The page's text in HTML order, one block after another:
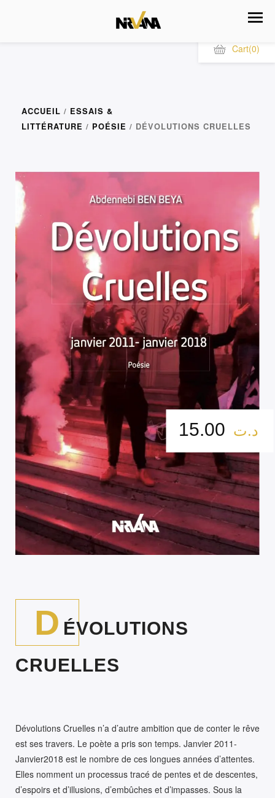
Cart(0)
ACCUEIL / ESSAIS &
LITTÉRATURE / POÉSIE / DÉVOLUTIONS CRUELLES
د.ت
D ÉVOLUTIONS
CRUELLES
Dévolutions Cruelles n’a d’autre ambition que de conter le rêve
est ses travers. Le poète a pris son temps. Janvier 2011-
Janvier2018 est le nombre de ces longues années d’attentes.
Elles nomment un processus tracé de pentes et de descentes,
d’espoirs et d’illusions, d’embûches et d’impasses. Sous la